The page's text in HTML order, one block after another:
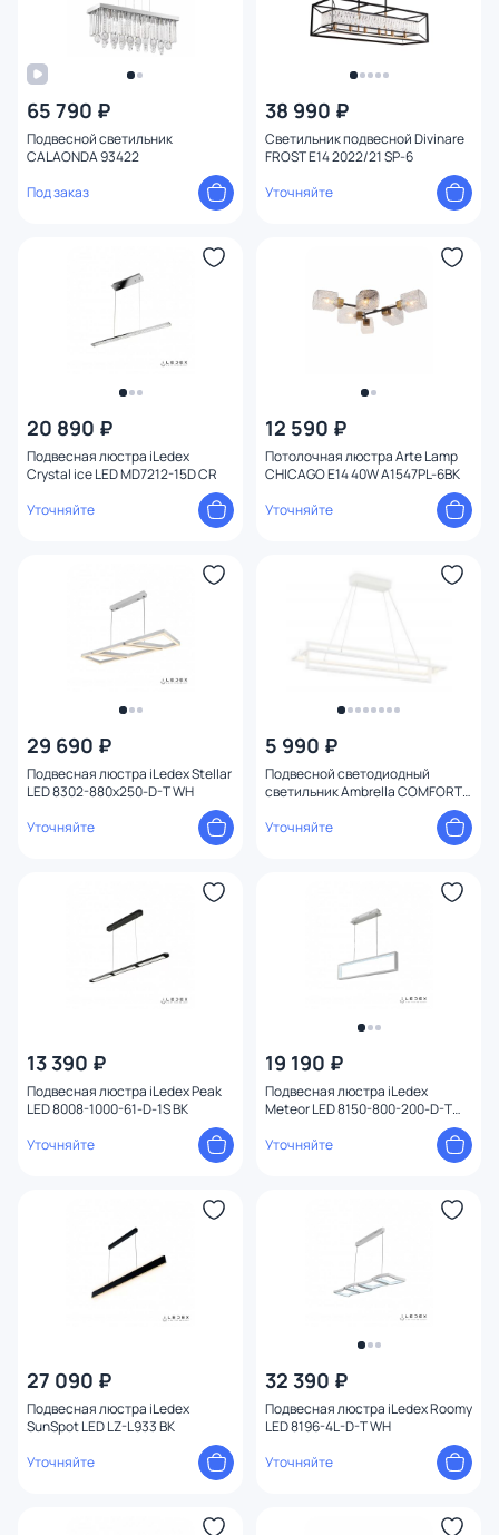
65 790 ₽
Подвесной светильник
CALAONDA 93422
Под заказ
38 990 ₽
Светильник подвесной Divinare
FROST E14 2022/21 SP-6
Уточняйте
20 890 ₽
Подвесная люстра iLedex
Crystal ice LED MD7212-15D CR
Уточняйте
12 590 ₽
Потолочная люстра Arte Lamp
CHICAGO E14 40W A1547PL-6BK
Уточняйте
29 690 ₽
Подвесная люстра iLedex Stellar
LED 8302-880x250-D-T WH
Уточняйте
5 990 ₽
Подвесной светодиодный
светильник Ambrella COMFORT
Уточняйте
13 390 ₽
Подвесная люстра iLedex Peak
LED 8008-1000-61-D-1S BK
Уточняйте
19 190 ₽
Подвесная люстра iLedex
Meteor LED 8150-800-200-D-T
Уточняйте
27 090 ₽
Подвесная люстра iLedex
SunSpot LED LZ-L933 BK
Уточняйте
32 390 ₽
Подвесная люстра iLedex Roomy
LED 8196-4L-D-T WH
Уточняйте